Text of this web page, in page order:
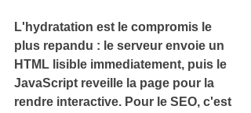
L'hydratation est le compromis le
plus repandu : le serveur envoie un
HTML lisible immediatement, puis le
JavaScript reveille la page pour la
rendre interactive. Pour le SEO, c'est